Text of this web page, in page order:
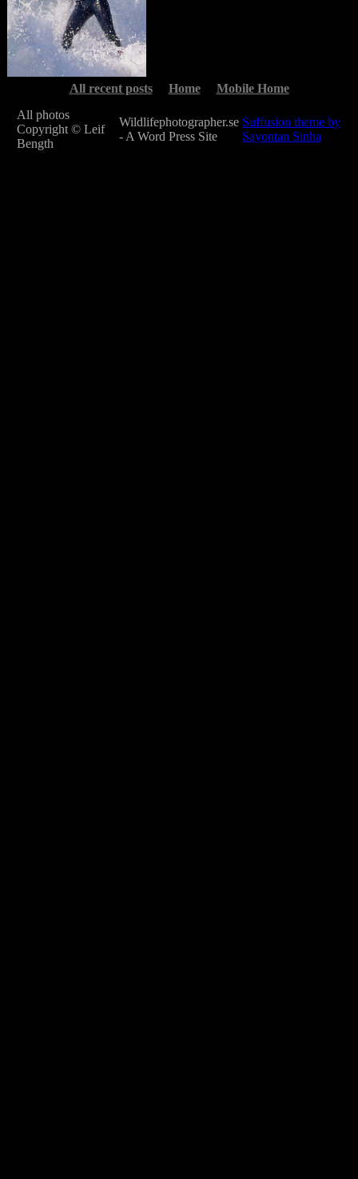
All recent posts Home
Mobile Home
All photos
Copyright © Leif
Bength
Wildlifephotographer.se
- A Word Press Site
Suffusion theme by
Sayontan Sinha